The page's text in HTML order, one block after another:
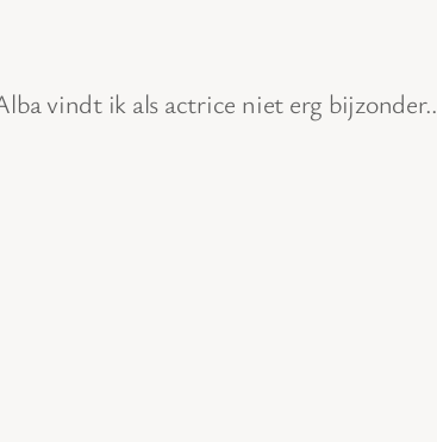
vindt ik als actrice niet erg